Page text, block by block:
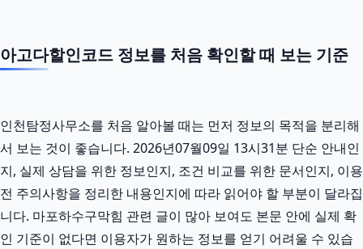
아고다할인코드 정보를 처음 확인할 때 보는 기준
인천탐정사무소를 처음 알아볼 때는 먼저 정보의 목적을 분리해
서 보는 것이 좋습니다. 2026년07월09일 13시31분 단순 안내인
지, 실제 상담을 위한 정보인지, 조건 비교를 위한 문서인지, 이용
전 주의사항을 정리한 내용인지에 따라 읽어야 할 부분이 달라집
니다. 마포하수구막힘 관련 글이 많아 보여도 본문 안에 실제 확
인 기준이 없다면 이용자가 원하는 정보를 얻기 어려울 수 있습